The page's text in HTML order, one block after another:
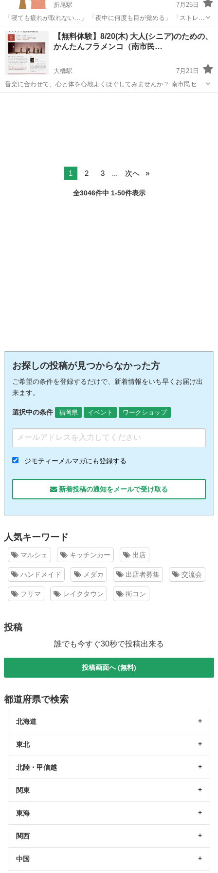
折尾駅
7月25日
「寝ても疲れが取れない…」 「夜中に何度も目が覚める」 「ストレス
で頭が休まらない」 「気づくといつも緊張している」 そんな方へ、こ
の体験会では、3つのボディ（身体、心、エネルギー）と7つのチャク
ラを呼吸・や...
福岡 北九州市 折尾駅 ワークショップ
【無料体験】8/20(木) 大人(シニア)のための、
かんたんフラメンコ（南市民…
大橋駅
7月21日
音楽に合わせて、心と体を心地よくほぐしてみませんか？ 南市民セン
ターにて「大人のための、かんたんフラメンコ無料体験会」を開催い
1 2 3 ... 次へ
全3046件中 1-50件表示
お探しの投稿が見つからなかった方
ご希望の条件を登録するだけで、新着情報をいち早くお届け出
来ます。
選択中の条件 福岡県 イベント ワークショップ
ジモティーメルマガにも登録する
新着投稿の通知をメールで受け取る
人気キーワード
マルシェ キッチンカー 出店
ハンドメイド メダカ 出店者募集 交流会
フリマ レイクタウン 街コン
投稿
誰でも今すぐ30秒で投稿出来る
投稿画面へ (無料)
都道府県で検索
北海道
東北
北陸・甲信越
関東
東海
関西
中国